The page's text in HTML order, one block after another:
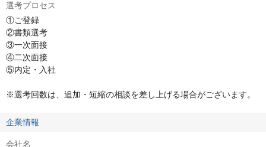
選考プロセス
①ご登録
②書類選考
③一次面接
④二次面接
⑤内定・入社
※選考回数は、追加・短縮の相談を差し上げる場合がございます。
企業情報
会社名